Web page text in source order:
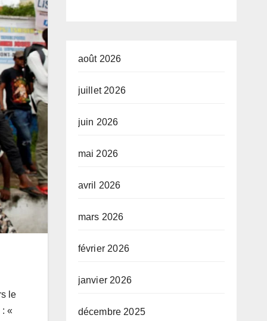
le
«
par
des
de
et
des
continuité
août 2026
juillet 2026
juin 2026
mai 2026
avril 2026
mars 2026
février 2026
janvier 2026
décembre 2025